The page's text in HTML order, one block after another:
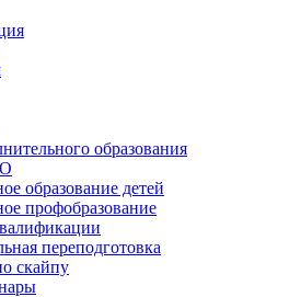
образования
образование детей
профобразование
переподготовка
скайпу